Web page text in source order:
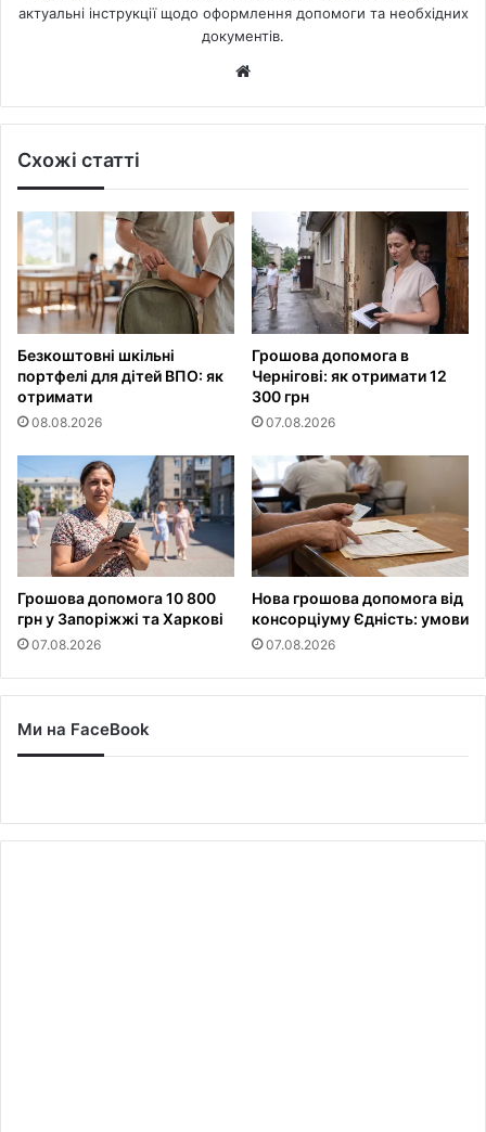
актуальні інструкції щодо оформлення допомоги та необхідних
документів.
Схожі статті
Безкоштовні шкільні
портфелі для дітей ВПО: як
отримати
08.08.2026
Грошова допомога в
Чернігові: як отримати 12
300 грн
07.08.2026
Грошова допомога 10 800
грн у Запоріжжі та Харкові
07.08.2026
Нова грошова допомога від
консорціуму Єдність: умови
07.08.2026
Ми на FaceBook